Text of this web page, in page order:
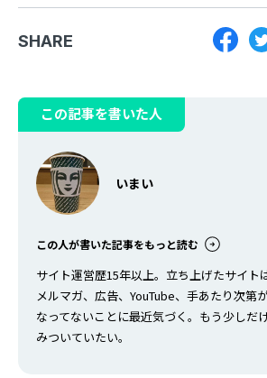
SHARE
この記事を書いた人
いまい
この人が書いた記事をもっと読む
サイト運営歴15年以上。立ち上げたサイト
メルマガ、広告、YouTube、手あたり次第
なってないことに最近気づく。もう少しだ
みついていたい。